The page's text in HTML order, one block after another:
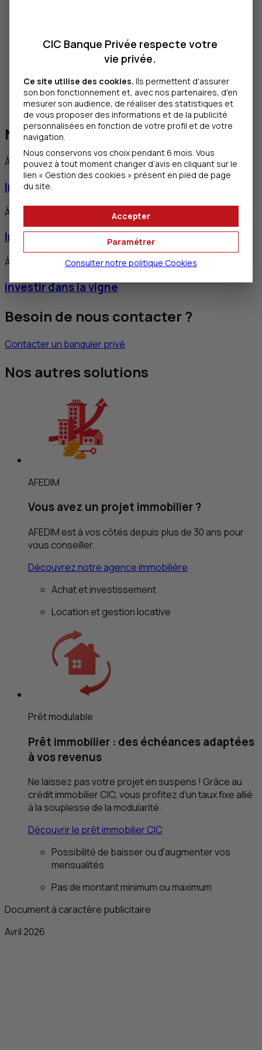
prestige habituellement réservés aux investisseurs
professionnels. Notre expertise locale garantit une
sélection adaptée aux spécificités de chaque
marché. Nous nous appuyons sur les spécialistes de
La FrançaiseREMet les experts d’AFEDIM, ainsi que
sur des partenaires externes.
Nos articles
À lire également
Investir dans la pierre-papier avec les
À lire également
Investir dans une foncière
À lire également
Investir dans la vigne
Besoin de nous contacter ?
Contacter un banquier privé
Nos autres solutions
AFEDIM
Vous avez un projet immobilier ?
AFEDIM est à vos côtés depuis plus de 30 ans pour
vous conseiller.
Découvrez notre agence immobilière
Achat et investissement
Location et gestion locative
Prêt modulable
Prêt immobilier : des échéances adaptées
à vos revenus
Ne laissez pas votre projet en suspens ! Grâce au
crédit immobilierCIC, vous profitez d’un taux fixe allié
à la souplesse de la modularité.
Découvrir le prêt immobilierCIC
Possibilité de baisser ou d’augmenter vos
mensualités
Pas de montant minimum ou maximum
Document à caractère publicitaire
Avril 2026
CIC Banque Privée respecte votre
vie privée.
Ce site utilise des cookies. Ils permettent d'assurer
son bon fonctionnement et, avec nos partenaires, d'en
mesurer son audience, de réaliser des statistiques et
de vous proposer des informations et de la publicité
personnalisées en fonction de votre profil et de votre
navigation.
Nous conservons vos choix pendant 6 mois. Vous
pouvez à tout moment changer d’avis en cliquant sur le
lien « Gestion des cookies » présent en pied de page
du site.
Accepter
Paramétrer
Consulter notre politique Cookies